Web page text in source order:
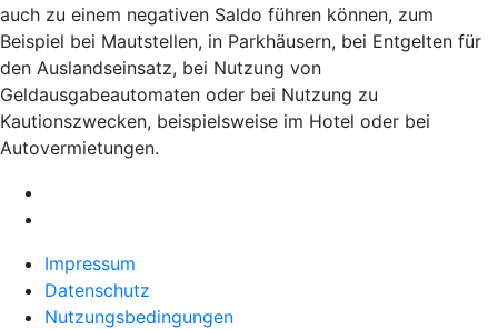
auch zu einem negativen Saldo führen können, zum
Beispiel bei Mautstellen, in Parkhäusern, bei Entgelten für
den Auslandseinsatz, bei Nutzung von
Geldausgabeautomaten oder bei Nutzung zu
Kautionszwecken, beispielsweise im Hotel oder bei
Autovermietungen.
Impressum
Datenschutz
Nutzungsbedingungen